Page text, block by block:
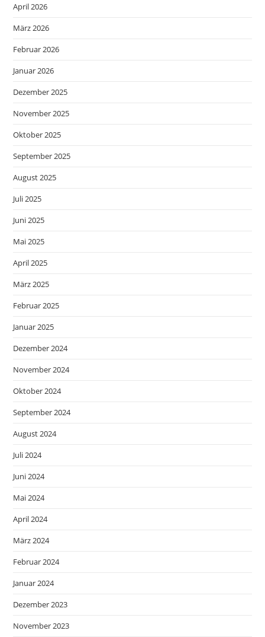
April 2026
März 2026
Februar 2026
Januar 2026
Dezember 2025
November 2025
Oktober 2025
September 2025
August 2025
Juli 2025
Juni 2025
Mai 2025
April 2025
März 2025
Februar 2025
Januar 2025
Dezember 2024
November 2024
Oktober 2024
September 2024
August 2024
Juli 2024
Juni 2024
Mai 2024
April 2024
März 2024
Februar 2024
Januar 2024
Dezember 2023
November 2023